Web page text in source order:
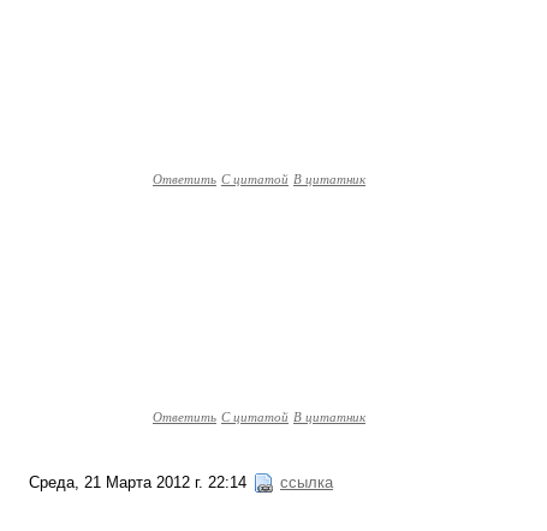
Ответить С цитатой В цитатник
Ответить С цитатой В цитатник
Среда, 21 Марта 2012 г. 22:14 ссылка